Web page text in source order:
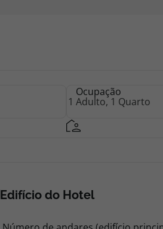
Ocupação
Edifício do Hotel